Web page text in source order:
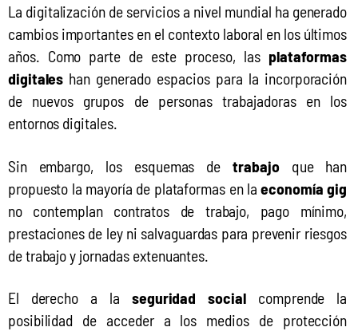
Participa
La digitalización de servicios a nivel mundial ha generado
cambios importantes en el contexto laboral en los últimos
años. Como parte de este proceso, las plataformas
digitales han generado espacios para la incorporación
de nuevos grupos de personas trabajadoras en los
entornos digitales.
Sin embargo, los esquemas de trabajo que han
propuesto la mayoría de plataformas en la economía gig
no contemplan contratos de trabajo, pago mínimo,
prestaciones de ley ni salvaguardas para prevenir riesgos
de trabajo y jornadas extenuantes.
El derecho a la seguridad social comprende la
posibilidad de acceder a los medios de protección